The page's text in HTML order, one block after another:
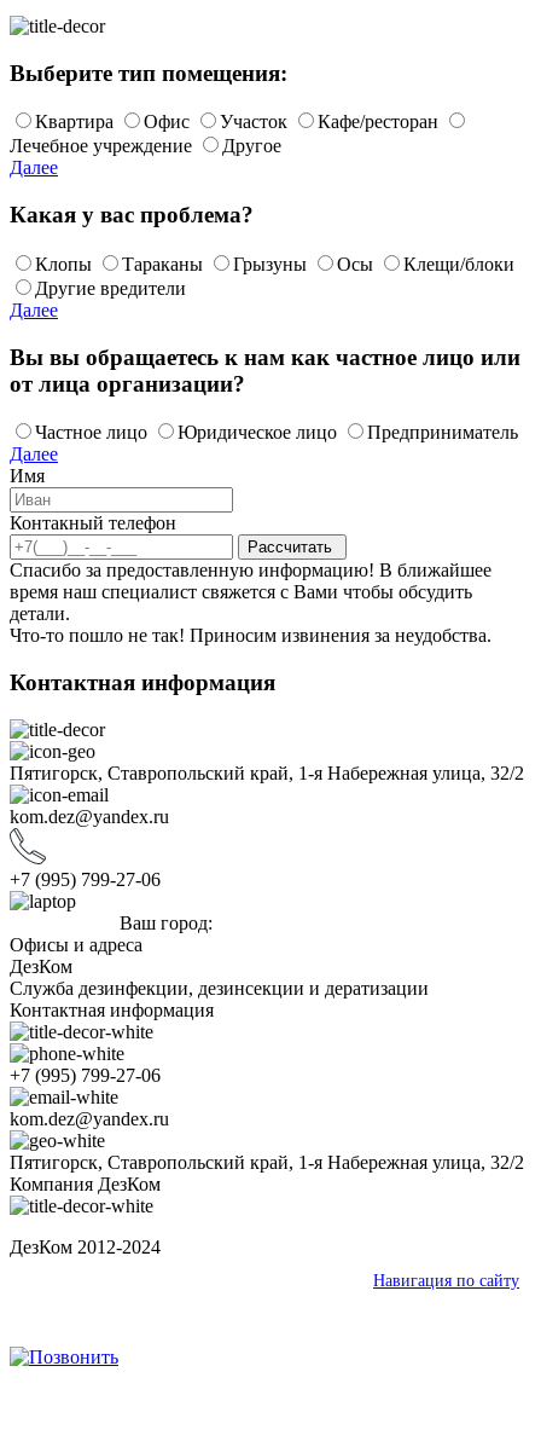
Выберите тип помещения:
Квартира Офис Участок
Кафе/ресторан
Лечебное учреждение
Другое
Далее
Какая у вас проблема?
Клопы Тараканы Грызуны Осы
Клещи/блоки
Другие вредители
Далее
Вы вы обращаетесь к нам как частное лицо или
от лица организации?
Частное лицо Юридическое лицо
Предприниматель
Далее
Имя
Контакный телефон
Спасибо за предоставленную информацию! В ближайшее
время наш специалист свяжется с Вами чтобы обсудить
детали.
Что-то пошло не так! Приносим извинения за неудобства.
Контактная информация
Пятигорск, Ставропольский край, 1-я Набережная улица, 32/2
kom.dez@yandex.ru
+7 (995) 799-27-06
Ваш город:
Офисы и адреса
ДезКом
Служба дезинфекции, дезинсекции и дератизации
Контактная информация
+7 (995) 799-27-06
kom.dez@yandex.ru
Пятигорск, Ставропольский край, 1-я Набережная улица, 32/2
Компания ДезКом
ДезКом 2012-2024
Навигация по сайту